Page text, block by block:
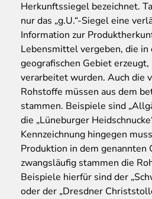
Herkunftssiegel bezeichnet.
nur das „g.U.“-Siegel eine
Information zur
Lebensmittel vergeben, die
geografischen Gebiet
verarbeitet wurden. Auch die
Rohstoffe müssen aus dem
stammen. Beispiele sind
die „Lüneburger
Kennzeichnung hingegen
Produktion in dem genannten
zwangsläufig stammen die
Beispiele hierfür sind der
oder der „Dresdner